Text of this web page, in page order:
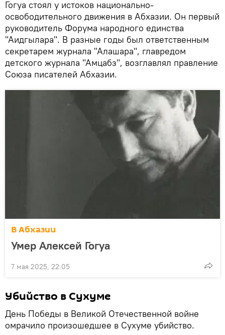
Гогуа стоял у истоков национально-
освободительного движения в Абхазии. Он первый
руководитель Форума народного единства
"Аидгылара". В разные годы был ответственным
секретарем журнала "Алашара", главредом
детского журнала "Амцабз", возглавлял правление
Союза писателей Абхазии.
В Абхазии
Умер Алексей Гогуа
7 мая 2025, 22:05
Убийство в Сухуме
День Победы в Великой Отечественной войне
омрачило произошедшее в Сухуме убийство.